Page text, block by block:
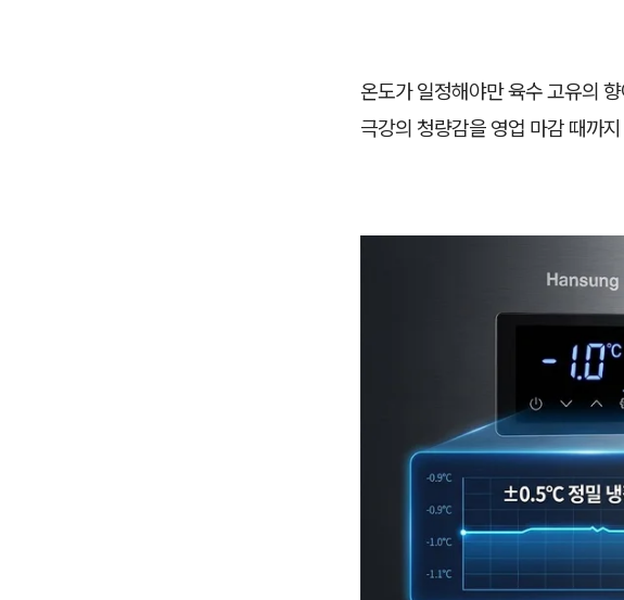
온도가 일정해야만 육수 고유의
극강의 청량감을 영업 마감 때까